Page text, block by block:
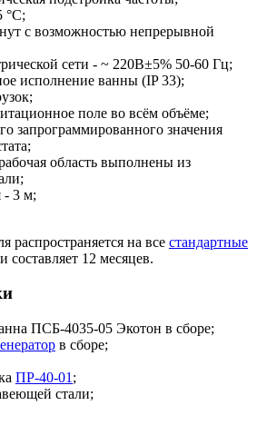
°С;
с возможностью непрерывной
сети - ~ 220В±5% 50-60 Гц;
исполнение ванны (IP 33);
поле во всём объёме;
запрограммированного значения
область выполнены из
- 3 м;
распространяется на все стандартные
и составляет 12 месяцев.
ПСБ-4035-05 Экотон в сборе;
в сборе;
ПР-40-01 ;
стали;